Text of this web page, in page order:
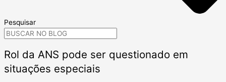
Pesquisar
Rol da ANS pode ser questionado em
situações especiais